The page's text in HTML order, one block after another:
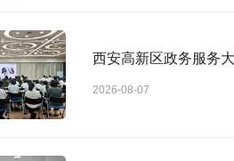
西安高新区政务服务
2026-08-07